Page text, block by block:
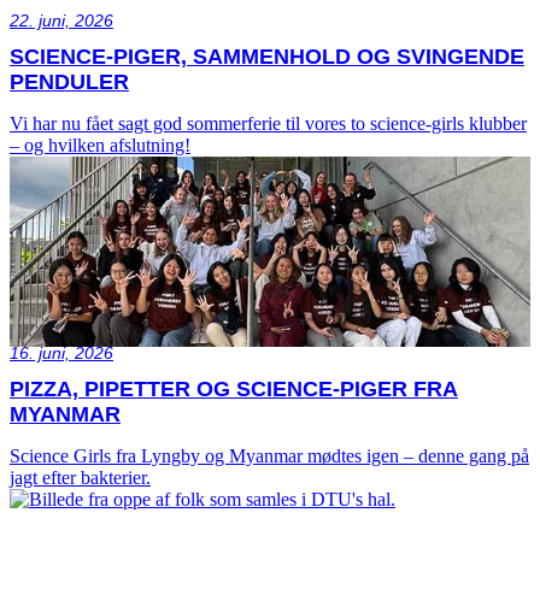
22. juni, 2026
SCIENCE-PIGER, SAMMENHOLD OG SVINGENDE
PENDULER
Vi har nu fået sagt god sommerferie til vores to science-girls klubber
– og hvilken afslutning!
16. juni, 2026
PIZZA, PIPETTER OG SCIENCE-PIGER FRA
MYANMAR
Science Girls fra Lyngby og Myanmar mødtes igen – denne gang på
jagt efter bakterier.